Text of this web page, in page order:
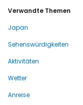
Verwandte Themen
Japan
Sehenswürdigkeiten
Aktivitäten
Wetter
Anreise